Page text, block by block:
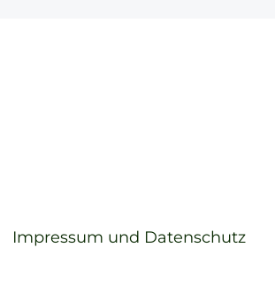
Impressum und Datenschutz